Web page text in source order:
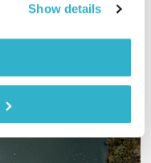
Show details